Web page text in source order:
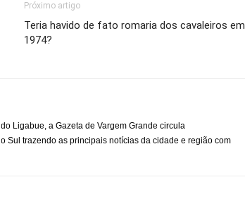
Próximo artigo
Teria havido de fato romaria dos cavaleiros em
1974?
Ligabue, a Gazeta de Vargem Grande circula
Sul trazendo as principais notícias da cidade e região com